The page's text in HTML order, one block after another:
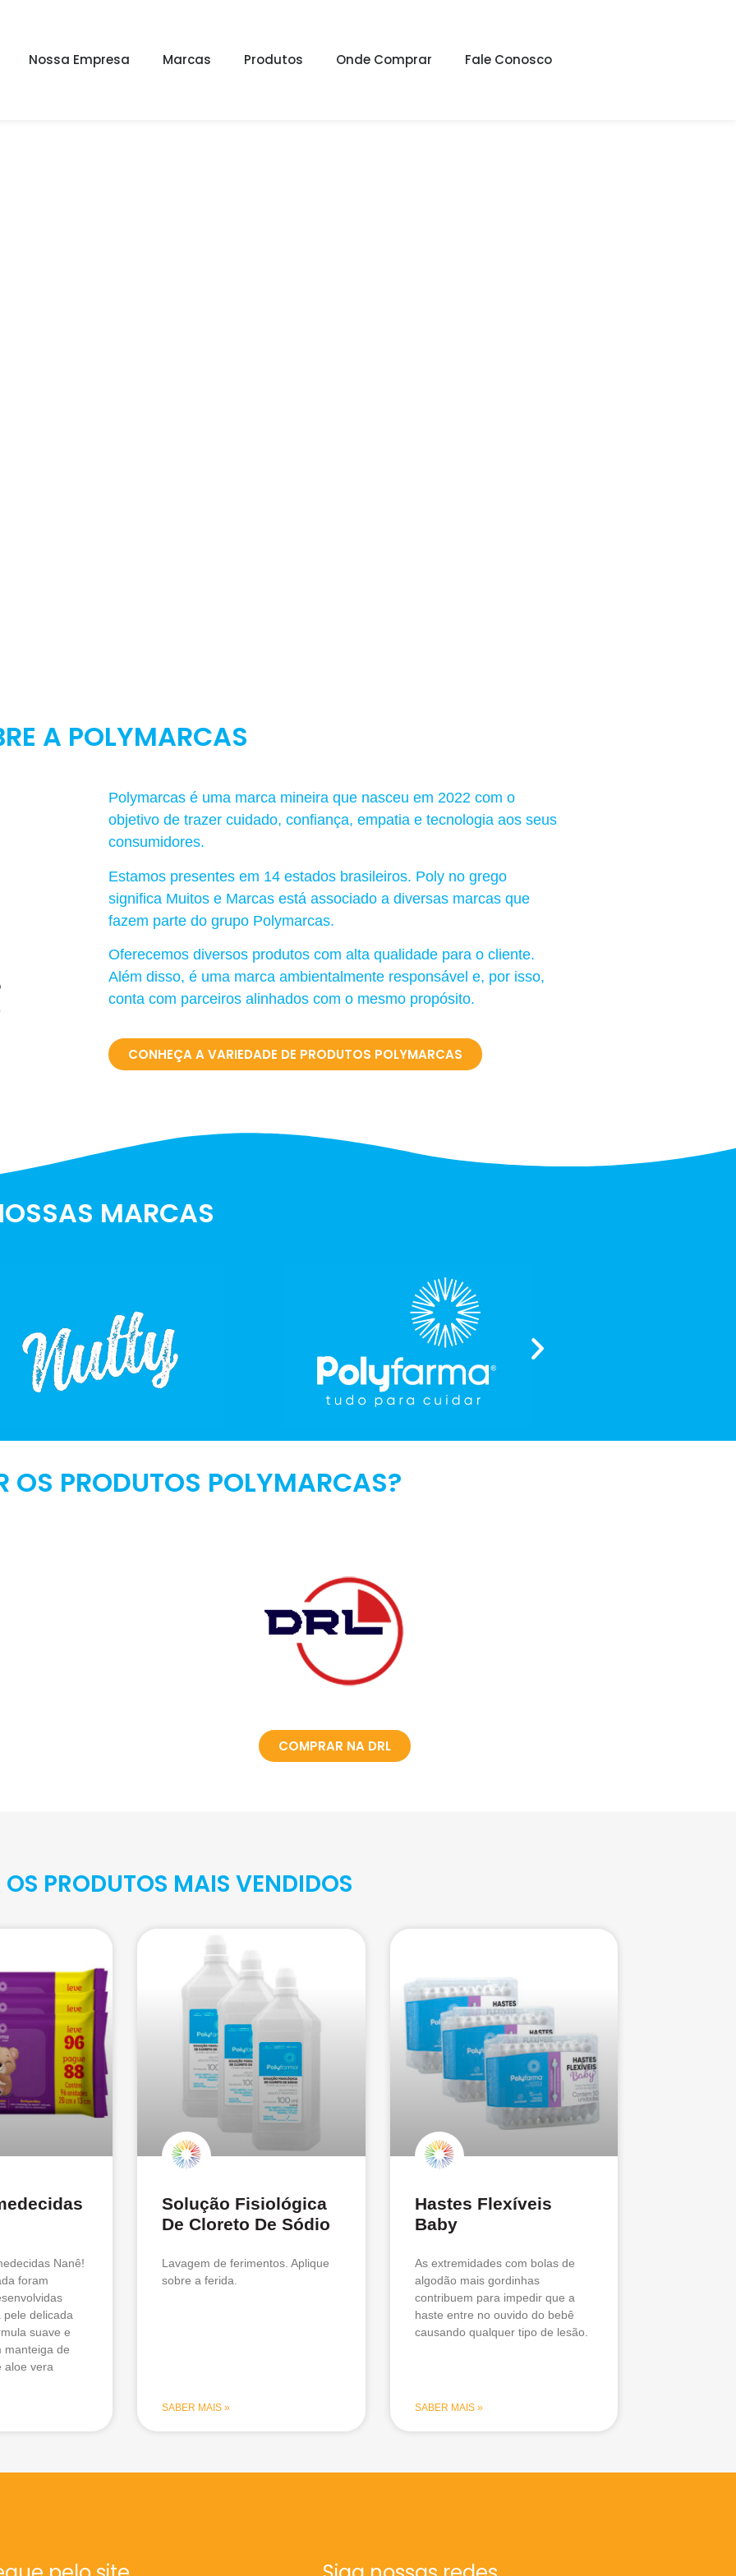
Nossa Empresa Marcas Produtos Onde Comprar Fale Conosco
A POLYMARCAS
Polymarcas é uma marca mineira que nasceu em 2022 com o
objetivo de trazer cuidado, confiança, empatia e tecnologia aos seus
consumidores.
Estamos presentes em 14 estados brasileiros. Poly no grego
significa Muitos e Marcas está associado a diversas marcas que
fazem parte do grupo Polymarcas.
Oferecemos diversos produtos com alta qualidade para o cliente.
Além disso, é uma marca ambientalmente responsável e, por isso,
conta com parceiros alinhados com o mesmo propósito.
CONHEÇA A VARIEDADE DE PRODUTOS POLYMARCAS
MARCAS
OS PRODUTOS POLYMARCAS?
COMPRAR NA DRL
PRODUTOS MAIS VENDIDOS
Nanê!
foram
delicada
suave e
manteiga de
aloe vera
Solução Fisiológica
De Cloreto De Sódio
Lavagem de ferimentos. Aplique
sobre a ferida.
SABER MAIS »
Hastes Flexíveis
Baby
As extremidades com bolas de
algodão mais gordinhas
contribuem para impedir que a
haste entre no ouvido do bebê
causando qualquer tipo de lesão.
SABER MAIS »